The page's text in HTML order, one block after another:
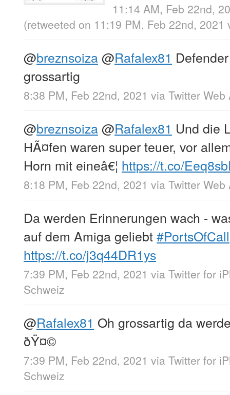
11:14 AM, Feb 22nd,
(retweeted on 11:19 PM, Feb 22nd, 2021
@breznsoiza@Rafalex81
grossartig
8:38 PM, Feb 22nd, 2021 via Twitter Web
@breznsoiza@Rafalex81 Und die
HÃ¤fen waren super teuer, vor
Horn mit eineâ€¦ https://t.co/
8:18 PM, Feb 22nd, 2021 via Twitter Web
Da werden Erinnerungen wach -
auf dem Amiga geliebt#PortsOfCall
https://t.co/j3q44DR1ys
7:39 PM, Feb 22nd, 2021 via Twitter for
Schweiz
@Rafalex81 Oh grossartig da
ðŸ¤©
7:39 PM, Feb 22nd, 2021 via Twitter for
Schweiz